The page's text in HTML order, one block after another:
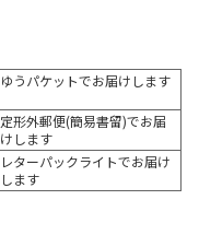
ゆうパケットでお届けします
定形外郵便(簡易書留)でお届
けします
レターパックライトでお届け
します